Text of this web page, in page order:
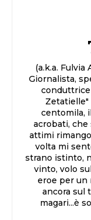
(a.k.a.
Giornalista,
conduttrice
Zetatielle"
centomila,
acrobati, che
attimi
volta mi
strano istinto,
vinto, volo
eroe per un
ancora sul
magari...è